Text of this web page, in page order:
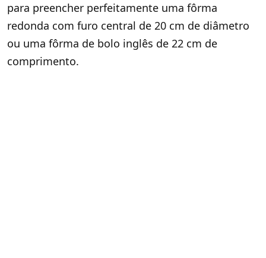
para preencher perfeitamente uma fôrma
redonda com furo central de 20 cm de diâmetro
ou uma fôrma de bolo inglês de 22 cm de
comprimento.